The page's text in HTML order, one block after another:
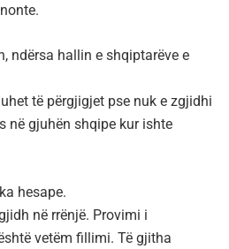
ndërsa hallin e shqiptarëve e
të përgjigjet pse nuk e zgjidhi
në gjuhën shqipe kur ishte
hesape.
në rrënjë. Provimi i
vetëm fillimi. Të gjitha